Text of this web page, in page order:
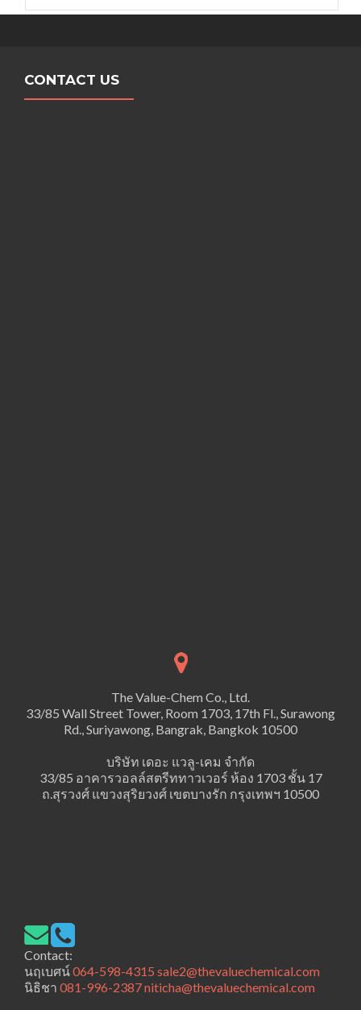
CONTACT US
The Value-Chem Co., Ltd.
33/85 Wall Street Tower, Room 1703, 17th Fl., Surawong
Rd., Suriyawong, Bangrak, Bangkok 10500
บริษัท เดอะ แวลู-เคม จำกัด
33/85 อาคารวอลล์สตรีททาวเวอร์ ห้อง 1703 ชั้น 17
ถ.สุรวงศ์ แขวงสุริยวงศ์ เขตบางรัก กรุงเทพฯ 10500
Contact:
นฤเบศน์064-598-4315 sale2@thevaluechemical.com
นิธิชา 081-996-2387niticha@thevaluechemical.com